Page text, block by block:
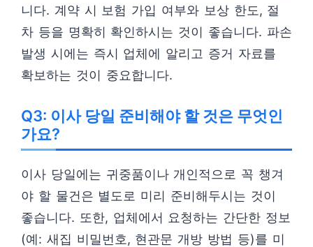
니다. 계약 시 보험 가입 여부와 보상 한도, 절
차 등을 명확히 확인하시는 것이 좋습니다. 파손
발생 시에는 즉시 업체에 알리고 증거 자료를
확보하는 것이 중요합니다.
Q3: 이사 당일 준비해야 할 것은 무엇인
가요?
이사 당일에는 귀중품이나 개인적으로 꼭 챙겨
야 할 물건은 별도로 미리 준비해두시는 것이
좋습니다. 또한, 업체에서 요청하는 간단한 정보
(예: 새집 비밀번호, 현관문 개방 방법 등)를 미